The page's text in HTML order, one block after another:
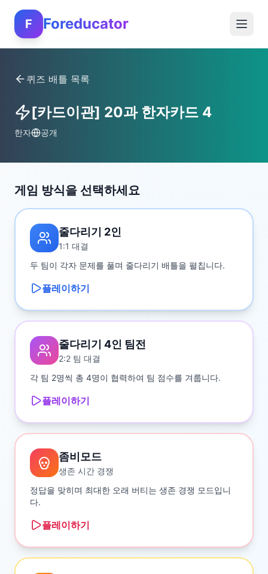
F Foreducator
퀴즈 배틀 목록
[카드이관] 20과 한자카드 4
한자 공개
게임 방식을 선택하세요
줄다리기 2인
1:1 대결
두 팀이 각자 문제를 풀며 줄다리기 배틀을 펼칩니다.
플레이하기
줄다리기 4인 팀전
2:2 팀 대결
각 팀 2명씩 총 4명이 협력하여 팀 점수를 겨룹니다.
플레이하기
좀비모드
생존 시간 경쟁
정답을 맞히며 최대한 오래 버티는 생존 경쟁 모드입니
다.
플레이하기